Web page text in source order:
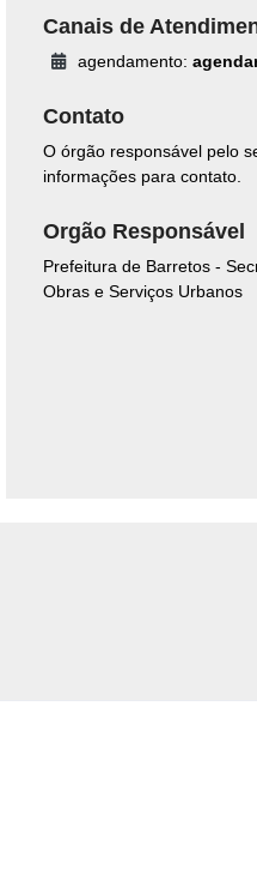
Canais de
agendamento:
Contato
O órgão responsável pelo
informações para contato.
Orgão Responsável
Prefeitura de Barretos -
Obras e Serviços Urbanos